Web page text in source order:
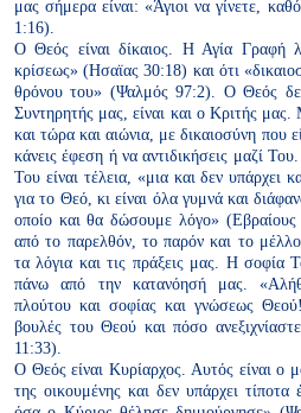
μας σήμερα είναι: «Άγιοινα γίνετε,
1:16).
Ο Θεός είναι δίκαιος. Η Αγία Γραφή
κρίσεως» (Ησαϊας 30:18) και ότι
θρόνου του» (Ψαλμός 97:2). Ο Θεός
Συντηρητής μας, είναι και ο Κριτής μας.
και τώρα και αιώνια, με δικαιοσύνη που
κάνεις έφεση ή να αντιδικήσεις μαζί
Του είναι τέλεια, «μια και δεν υπάρχει
για το Θεό, κι είναι όλα γυμνάκαι
οποίο και θα δώσουμε λόγο»
από το παρελθόν, το παρόν και το
τα λόγια και τις πράξεις μας. Η σοφία
πάνω από την κατανόησή μας.
πλούτου και σοφίας και γνώσεως
βουλές του Θεού καιπόσο
11:33).
Ο Θεός είναι Κυρίαρχος. Αυτός είναι ο
της οικουμένης και δεν υπάρχει